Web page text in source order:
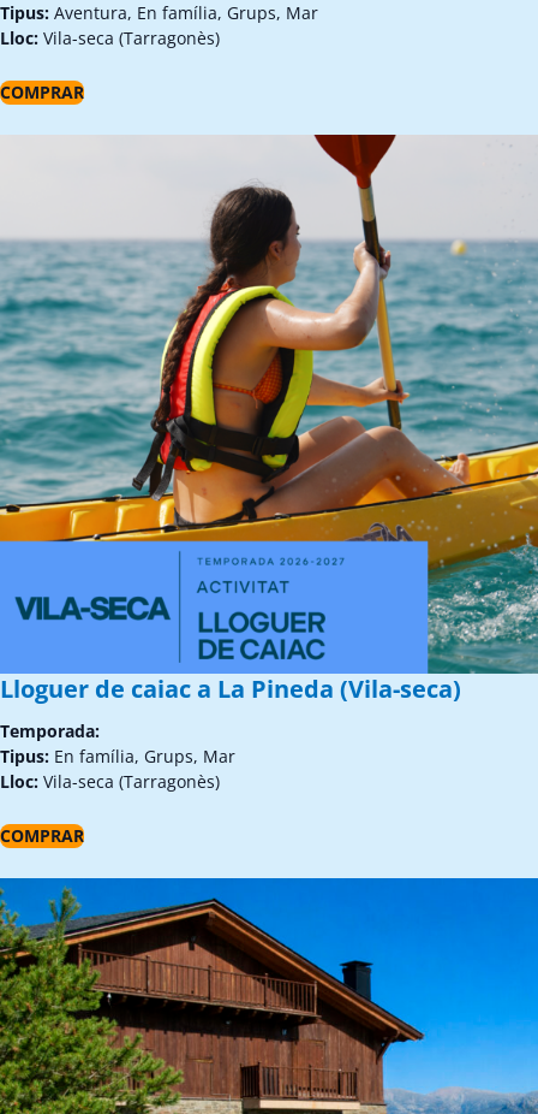
Tipus: Aventura, En família, Grups, Mar
Lloc: Vila-seca (Tarragonès)
COMPRAR
Lloguer de caiac a La Pineda (Vila-seca)
Temporada:
Tipus: En família, Grups, Mar
Lloc: Vila-seca (Tarragonès)
COMPRAR